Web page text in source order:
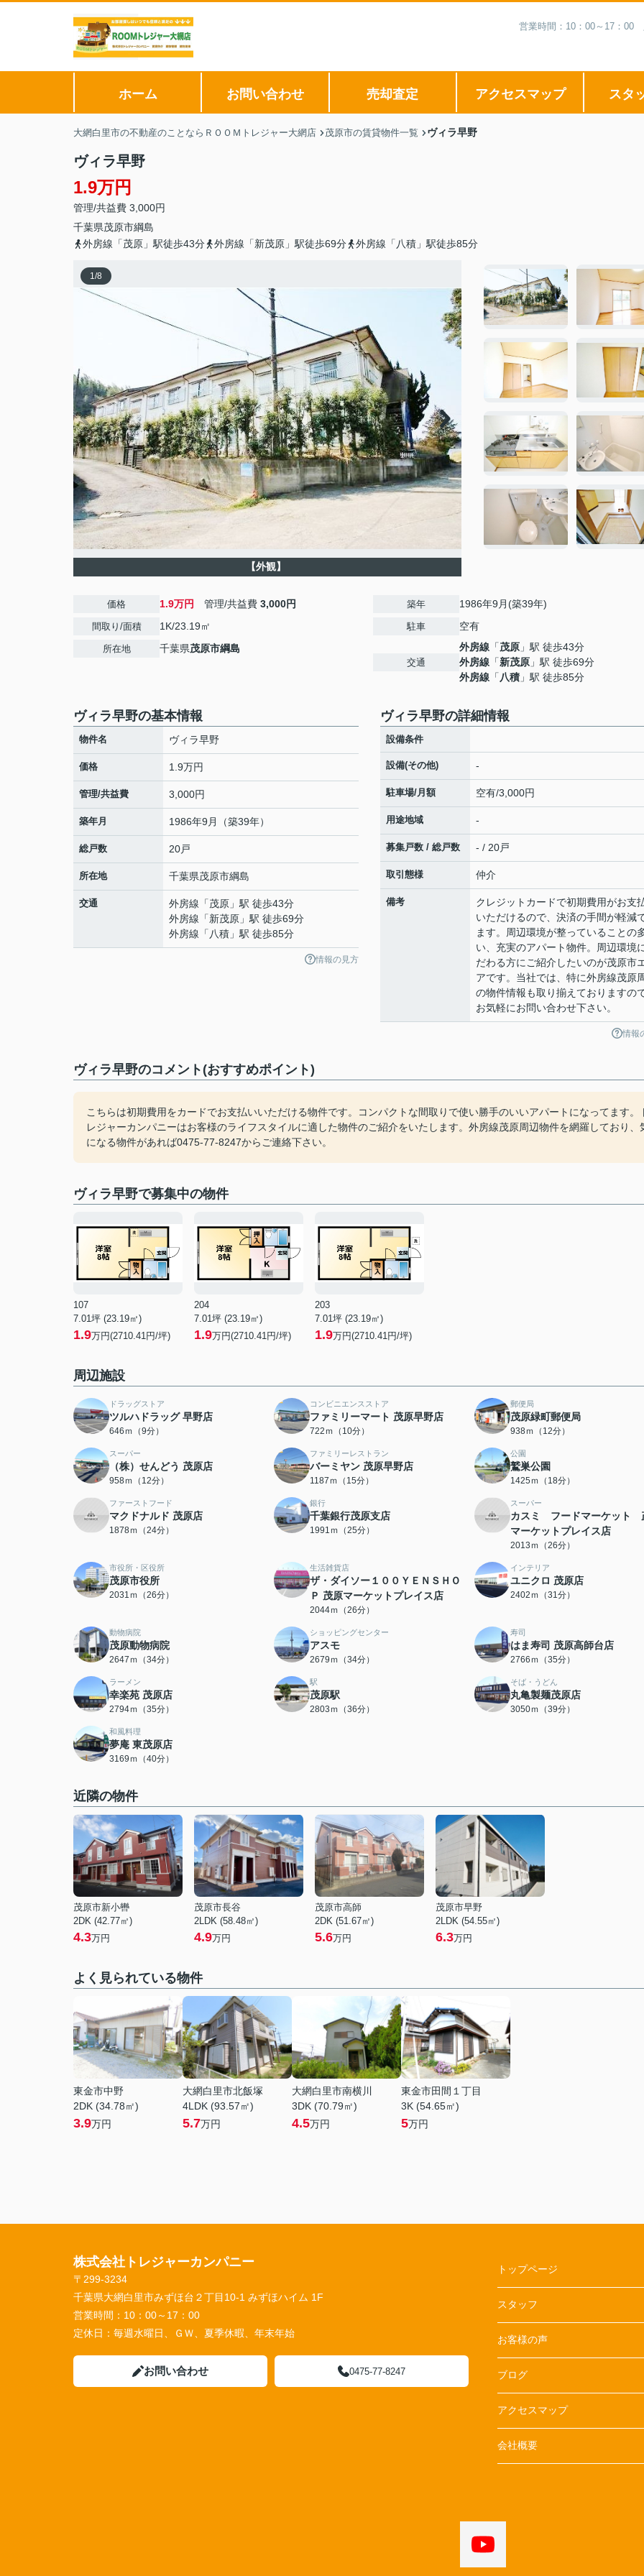
営業時間：10：00～17：00
ホーム お問い合わせ 売却査定 アクセスマップ スタ
大網白里市の不動産のことならＲＯＯＭトレジャー大網店 茂原市の賃貸物件一覧 ヴィラ早野
ヴィラ早野
1.9万円
管理/共益費 3,000円
千葉県茂原市綱島
外房線「茂原」駅徒歩43分
外房線「新茂原」駅徒歩69分 外房線「八積」駅徒歩85分
1/8
【外観】
価格 1.9万円 管理/共益費 3,000円
間取り/面積 1K/23.19㎡
所在地 千葉県茂原市綱島
築年 1986年9月(築39年)
駐車 空有
交通
外房線 「茂原 」駅 徒歩43分
外房線 「新茂原 」駅 徒歩69分
外房線 「 八積 」駅 徒歩85分
ヴィラ早野の基本情報
物件名 ヴィラ早野
価格 1.9万円
管理/共益費 3,000円
築年月 1986年9月（築39年）
総戸数 20戸
所在地 千葉県茂原市綱島
交通 外房線 「茂原 」駅 徒歩43分
外房線 「新茂原 」駅 徒歩69分
外房線 「 八積 」駅 徒歩85分
情報の見方
ヴィラ早野の詳細情報
設備条件
設備(その他) -
駐車場/月額 空有/3,000円
用途地域 -
募集戸数 / 総戸数 - / 20戸
取引態様 仲介
備考
クレジットカードで初期費用がお支
いただけるので、決済の手間が軽減
ます。周辺環境が整っていることの
い、充実のアパート物件。周辺環境
だわる方にご紹介したいのが茂原市
アです。当社では、特に外房線茂原
の物件情報も取り揃えておりますの
お気軽にお問い合わせ下さい。
情報
ヴィラ早野のコメント(おすすめポイント)
こちらは初期費用をカードでお支払いいただける物件です。コンパクトな間取りで使い勝手のいいアパートになってます。
レジャーカンパニーはお客様のライフスタイルに適した物件のご紹介をいたします。外房線茂原周辺物件を網羅しており、
になる物件があれば0475-77-8247からご連絡下さい。
ヴィラ早野で募集中の物件
107
7.01坪 (23.19㎡)
1.9万円(2710.41円/坪)
204
7.01坪 (23.19㎡)
1.9万円(2710.41円/坪)
203
7.01坪 (23.19㎡)
1.9万円(2710.41円/坪)
周辺施設
ドラッグストア
ツルハドラッグ 早野店
646ｍ（9分）
コンビニエンスストア
ファミリーマート 茂原早野店
722ｍ（10分）
郵便局
茂原緑町郵便局
938ｍ（12分）
スーパー
（株）せんどう 茂原店
958ｍ（12分）
ファミリーレストラン
バーミヤン 茂原早野店
1187ｍ（15分）
公園
鷲巣公園
1425ｍ（18分）
ファーストフード
マクドナルド 茂原店
1878ｍ（24分）
銀行
千葉銀行茂原支店
1991ｍ（25分）
スーパー
カスミ フードマーケット
マーケットプレイス店
2013ｍ（26分）
市役所・区役所
茂原市役所
2031ｍ（26分）
生活雑貨店
ザ・ダイソー１００ＹＥＮＳＨＯ
Ｐ 茂原マーケットプレイス店
2044ｍ（26分）
インテリア
ユニクロ 茂原店
2402ｍ（31分）
動物病院
茂原動物病院
2647ｍ（34分）
ショッピングセンター
アスモ
2679ｍ（34分）
寿司
はま寿司 茂原高師台店
2766ｍ（35分）
ラーメン
幸楽苑 茂原店
2794ｍ（35分）
駅
茂原駅
2803ｍ（36分）
そば・うどん
丸亀製麺茂原店
3050ｍ（39分）
和風料理
夢庵 東茂原店
3169ｍ（40分）
近隣の物件
茂原市新小轡
2DK (42.77㎡)
4.3万円
茂原市長谷
2LDK (58.48㎡)
4.9万円
茂原市高師
2DK (51.67㎡)
5.6万円
茂原市早野
2LDK (54.55㎡)
6.3万円
よく見られている物件
東金市中野
2DK (34.78㎡)
3.9万円
大網白里市北飯塚
4LDK (93.57㎡)
5.7万円
大網白里市南横川
3DK (70.79㎡)
4.5万円
東金市田間１丁目
3K (54.65㎡)
5万円
株式会社トレジャーカンパニー
〒299-3234
千葉県大網白里市みずほ台２丁目10-1 みずほハイム 1F
営業時間： 10：00～17：00
定休日： 毎週水曜日、ＧＷ、夏季休暇、年末年始
お問い合わせ 0475-77-8247
トップページ
スタッフ
お客様の声
ブログ
アクセスマップ
会社概要